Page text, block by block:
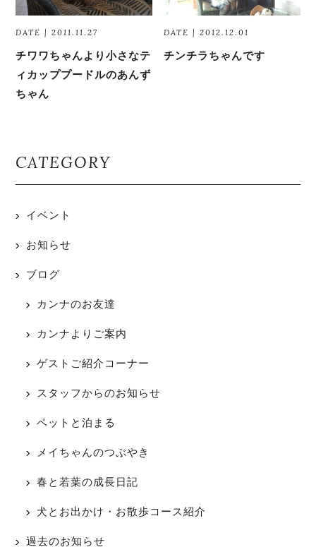
DATE | 2011.11.27
チワワちゃんより小さなテ
ィカッププードルのあんず
ちゃん
DATE | 2012.12.01
チンチラちゃんです
CATEGORY
イベント
お知らせ
ブログ
カンナのお友達
カンナよりご案内
ゲストご紹介コーナー
スタッフからのお知らせ
ペットと泊まる
メイちゃんのつぶやき
春と若葉の成長日記
犬とお出かけ・お散歩コース紹介
過去のお知らせ